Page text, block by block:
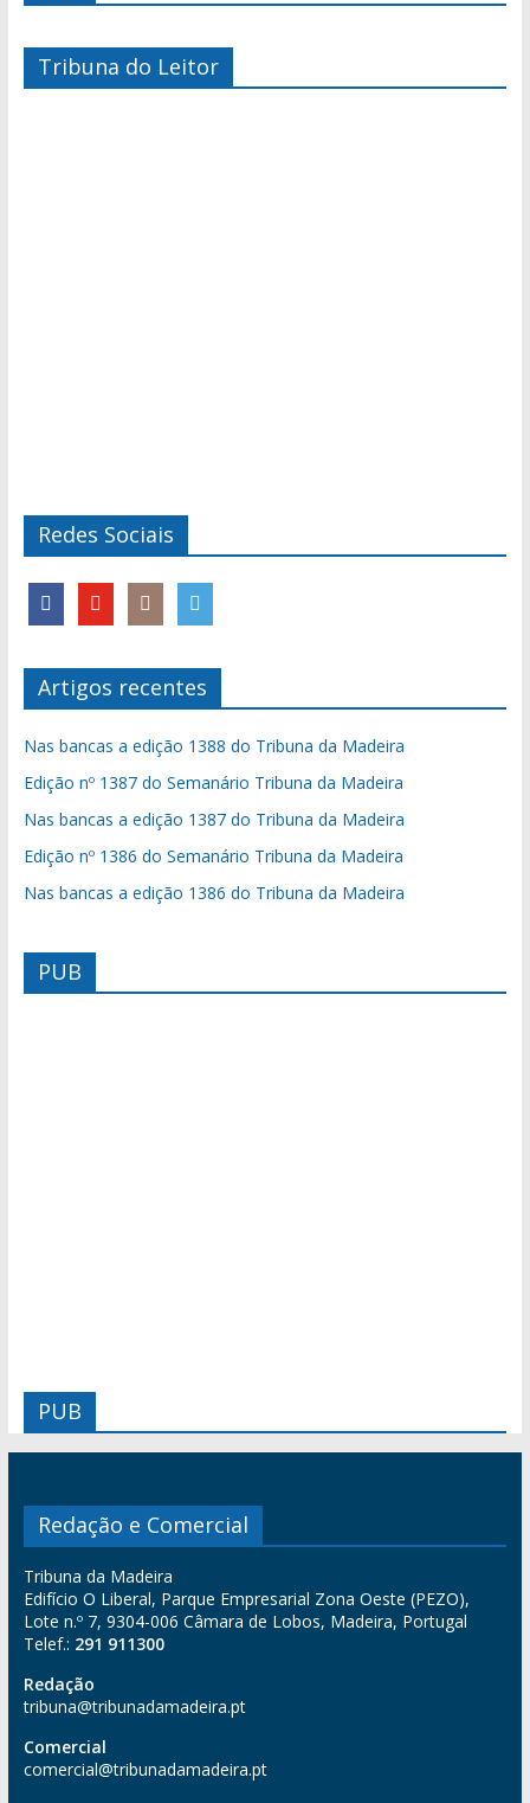
Tribuna do Leitor
Redes Sociais
Artigos recentes
Nas bancas a edição 1388 do Tribuna da Madeira
Edição nº 1387 do Semanário Tribuna da Madeira
Nas bancas a edição 1387 do Tribuna da Madeira
Edição nº 1386 do Semanário Tribuna da Madeira
Nas bancas a edição 1386 do Tribuna da Madeira
PUB
PUB
Redação e Comercial
Tribuna da Madeira
Edifício O Liberal, Parque Empresarial Zona Oeste (PEZO),
Lote n.º 7, 9304-006 Câmara de Lobos, Madeira, Portugal
Telef.: 291 911300
Redação
tribuna@tribunadamadeira.pt
Comercial
comercial@tribunadamadeira.pt